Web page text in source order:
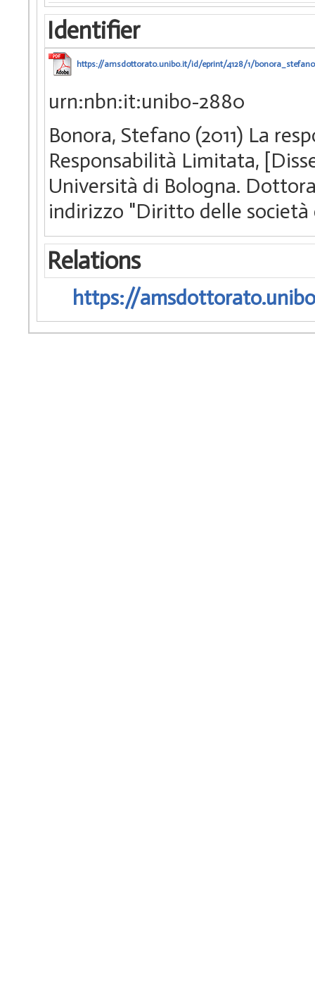
Identifier
https://amsdottorato.unibo.it/id/eprint/4128/1/
urn:nbn:it:unibo-2880
Bonora, Stefano (2011) La
Responsabilità Limitata,
Università di Bologna.
indirizzo "Diritto delle
Relations
https://